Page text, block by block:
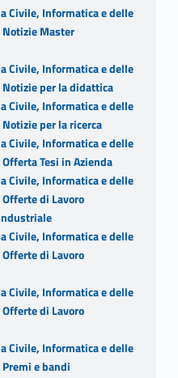
Civile, Informatica e delle
Notizie Master
Civile, Informatica e delle
per la didattica
Civile, Informatica e delle
per la ricerca
Civile, Informatica e delle
Tesi in Azienda
Civile, Informatica e delle
di Lavoro
Civile, Informatica e delle
di Lavoro
Civile, Informatica e delle
di Lavoro
Civile, Informatica e delle
e bandi